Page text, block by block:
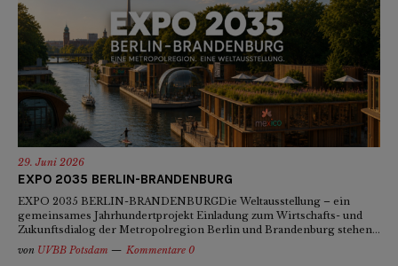
29. Juni 2026
EXPO 2035 BERLIN-BRANDENBURG
EXPO 2035 BERLIN-BRANDENBURGDie Weltausstellung – ein
gemeinsames Jahrhundertprojekt Einladung zum Wirtschafts- und
Zukunftsdialog der Metropolregion Berlin und Brandenburg stehen...
von UVBB Potsdam Kommentare 0